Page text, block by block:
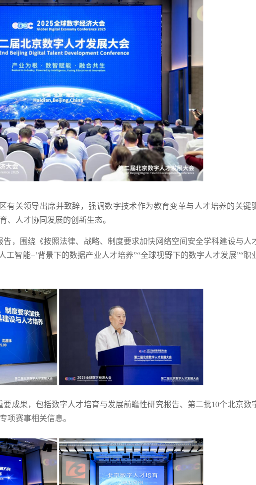
关领导出席并致辞，强调数字技术作为教育变革与人才培养的关键
、人才协同发展的创新生态。
，围绕《按照法律、战略、制度要求加快网络空间安全学科建设与人
工智能+’背景下的数据产业人才培养”“全球视野下的数字人才发展”“职
成果，包括数字人才培育与发展前瞻性研究报告、第二批10个北京数
项赛事相关信息。